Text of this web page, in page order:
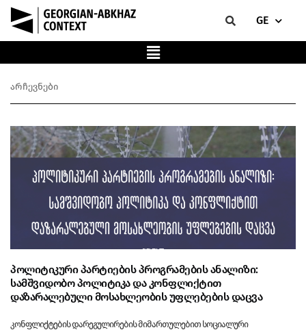
GE
არჩევნები
პოლიტიკური პარტიების პროგრამების ანალიზი:
სამშვიდობო პოლიტიკა და კონფლიქტით
დაზარალებული მოსახლეობის უფლებების დაცვა
კონფლიქტების დარეგულირების მიმართულებით სოციალური